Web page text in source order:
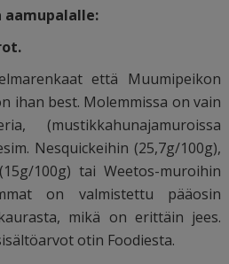
että Muumipeikon
ihan best. Molemmissa on vain
(mustikkahunajamuroissa
Nesquickeihin (25,7g/100g),
100g) tai Weetos-muroihin
on valmistettu pääosin
mikä on erittäin jees.
otin Foodiesta.